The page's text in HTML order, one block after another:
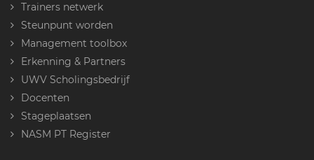
Trainers netwerk
Steunpunt worden
Management toolbox
Erkenning & Partners
UWV Scholingsbedrijf
Docenten
Stageplaatsen
NASM PT Register